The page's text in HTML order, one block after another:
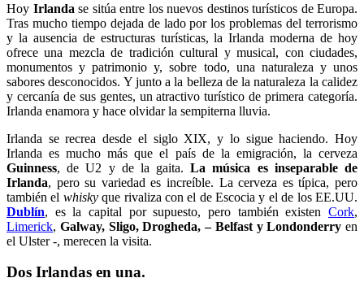
Hoy Irlanda se sitúa entre los nuevos destinos turísticos de Europa.
Tras mucho tiempo dejada de lado por los problemas del terrorismo
y la ausencia de estructuras turísticas, la Irlanda moderna de hoy
ofrece una mezcla de tradición cultural y musical, con ciudades,
monumentos y patrimonio y, sobre todo, una naturaleza y unos
sabores desconocidos. Y junto a la belleza de la naturaleza la calidez
y cercanía de sus gentes, un atractivo turístico de primera categoría.
Irlanda enamora y hace olvidar la sempiterna lluvia.
Irlanda se recrea desde el siglo XIX, y lo sigue haciendo. Hoy
Irlanda es mucho más que el país de la emigración, la cerveza
Guinness, de U2 y de la gaita.La música es inseparable de
Irlanda, pero su variedad es increíble. La cerveza es típica, pero
también el whiskyque rivaliza con el de Escocia y el de los EE.UU.
Dublín, es la capital por supuesto, pero también existen Cork,
Limerick, Galway, Sligo, Drogheda, – Belfast y Londonderry en
el Ulster -, merecen la visita.
Dos Irlandas en una.